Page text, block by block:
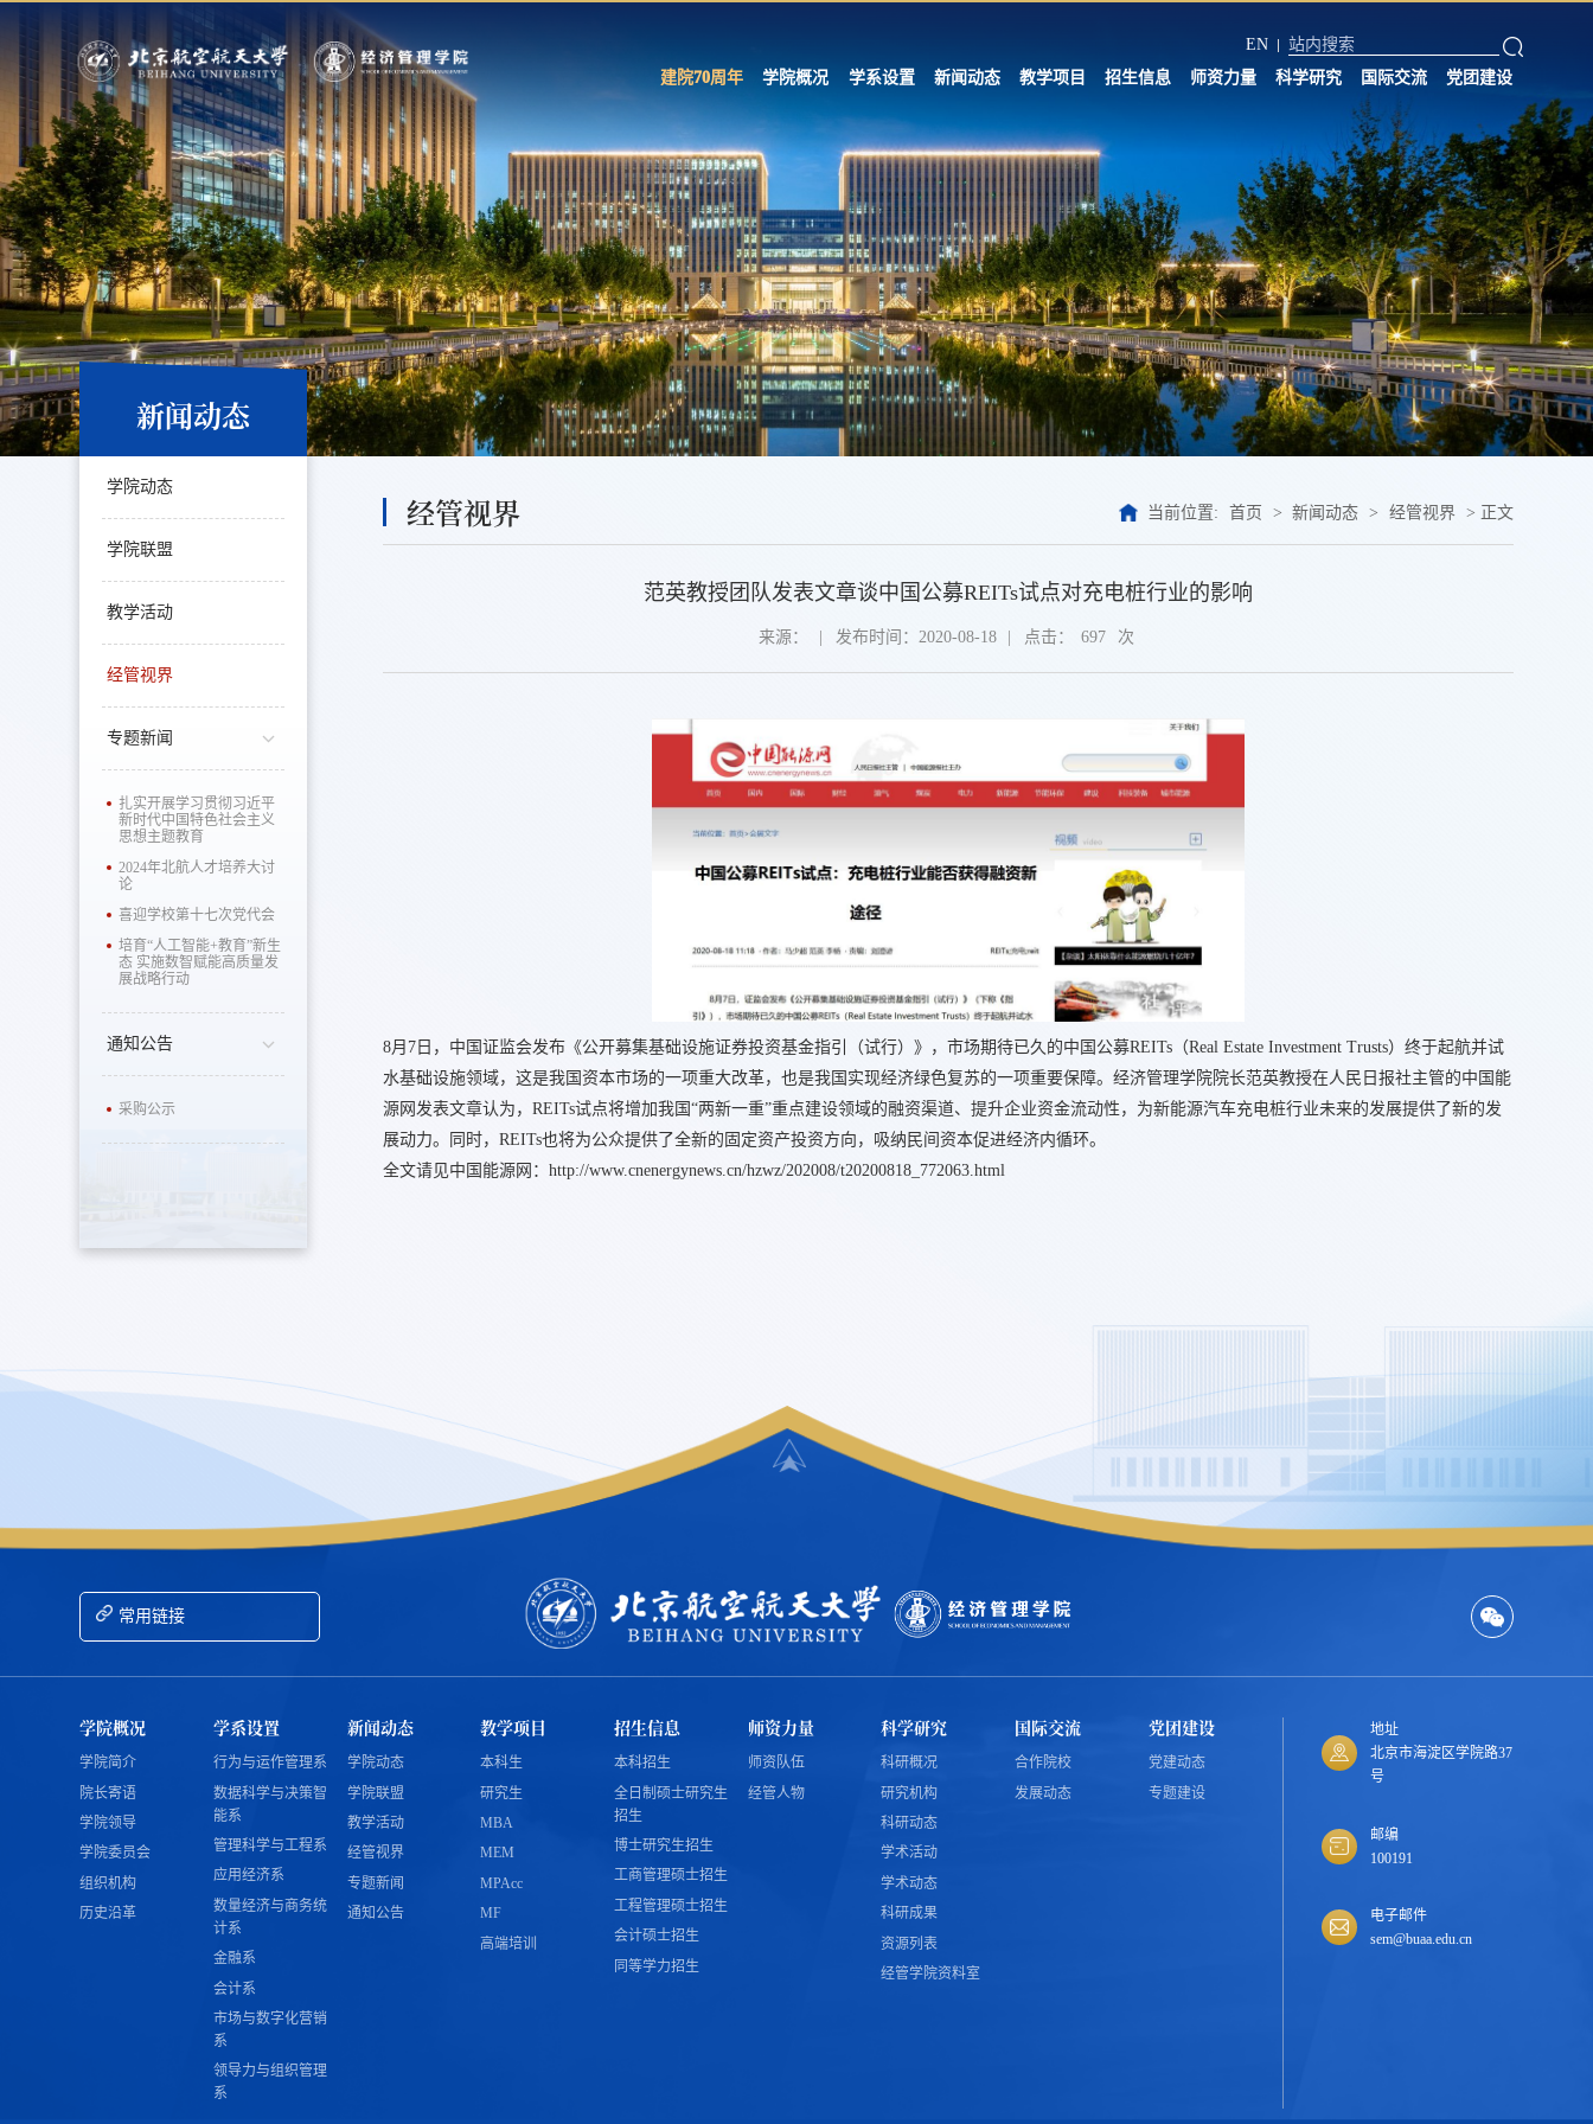
EN
建院70周年
学院概况 学系设置 新闻动态 教学项目 招生信息 师资力量 科学研究 国际交流 党团建设
新闻动态
学院动态
学院联盟
教学活动
经管视界
专题新闻
扎实开展学习贯彻习近平
新时代中国特色社会主义
思想主题教育
2024年北航人才培养大讨
论
喜迎学校第十七次党代会
培育“人工智能+教育”新生
态 实施数智赋能高质量发
展战略行动
通知公告
采购公示
经管视界 当前位置: 首页 > 新闻动态 > 经管视界 > 正文
范英教授团队发表文章谈中国公募REITs试点对充电桩行业的影响
来源： 发布时间：2020-08-18 点击： 697 次
8月7日，中国证监会发布《公开募集基础设施证券投资基金指引（试行）》，市场期待已久的中国公募REITs（Real Estate Investment Trusts）终于起航并试
水基础设施领域，这是我国资本市场的一项重大改革，也是我国实现经济绿色复苏的一项重要保障。经济管理学院院长范英教授在人民日报社主管的中国能
源网发表文章认为，REITs试点将增加我国“两新一重”重点建设领域的融资渠道、提升企业资金流动性，为新能源汽车充电桩行业未来的发展提供了新的发
展动力。同时，REITs也将为公众提供了全新的固定资产投资方向，吸纳民间资本促进经济内循环。
全文请见中国能源网：http://www.cnenergynews.cn/hzwz/202008/t20200818_772063.html
常用链接
学院概况
学院简介
院长寄语
学院领导
学院委员会
组织机构
历史沿革
学系设置
行为与运作管理系
数据科学与决策智
能系
管理科学与工程系
应用经济系
数量经济与商务统
计系
金融系
会计系
市场与数字化营销
系
领导力与组织管理
系
新闻动态
学院动态
学院联盟
教学活动
经管视界
专题新闻
通知公告
教学项目
本科生
研究生
MBA
MEM
MPAcc
MF
高端培训
招生信息
本科招生
全日制硕士研究生
招生
博士研究生招生
工商管理硕士招生
工程管理硕士招生
会计硕士招生
同等学力招生
师资力量
师资队伍
经管人物
科学研究
科研概况
研究机构
科研动态
学术活动
学术动态
科研成果
资源列表
经管学院资料室
国际交流
合作院校
发展动态
党团建设
党建动态
专题建设
地址
北京市海淀区学院路37
号
邮编
100191
电子邮件
sem@buaa.edu.cn